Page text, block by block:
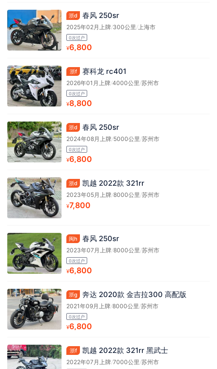
浙d 春风 250sr
2025年02月上牌/300公里 /上海市
0次过户
¥6,800
浙f 赛科龙 rc401
2026年01月上牌/4000公里 /苏州市
0次过户
¥8,800
浙d 春风 250sr
2024年08月上牌/5000公里 /苏州市
0次过户
¥6,800
浙d 凯越 2022款 321rr
2023年05月上牌/8000公里 /苏州市
¥7,800
闽h 春风 250sr
2023年07月上牌/8000公里 /苏州市
0次过户
¥6,800
浙g 奔达 2020款 金吉拉300 高配版
2021年09月上牌/8000公里 /苏州市
0次过户
¥6,800
浙f 凯越 2022款 321rr 黑武士
2022年07月上牌/7000公里 /苏州市